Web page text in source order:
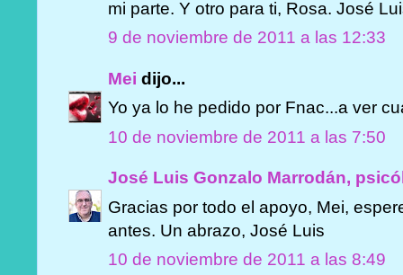
mi parte. Y otro para ti, Rosa. José
9 de noviembre de 2011 a las 12:33
Mei dijo...
Yo ya lo he pedido por Fnac...a ver
10 de noviembre de 2011 a las 7:50
José Luis Gonzalo Marrodán,
Gracias por todo el apoyo, Mei,
antes. Un abrazo, José Luis
10 de noviembre de 2011 a las 8:49